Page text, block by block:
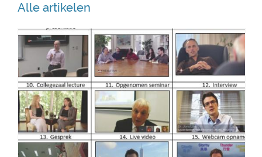
Alle artikelen
videovarinaten.jpg